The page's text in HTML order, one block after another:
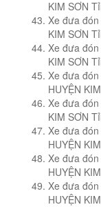
KIM SƠN
Xe đưa
KIM SƠN
Xe đưa
KIM SƠN
Xe đưa
HUYỆN
Xe đưa
KIM SƠN
Xe đưa
HUYỆN
Xe đưa
HUYỆN
Xe đưa
HUYỆN